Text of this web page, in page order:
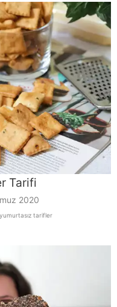
Tarifi
2020
yumurtasız tarifler